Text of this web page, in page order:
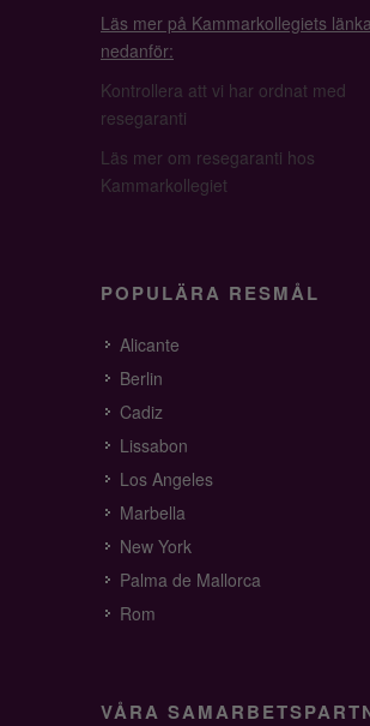
Läs mer på Kammarkollegiets
nedanför:
Kontrollera att vi har ordnat med
resegaranti
Läs mer om resegaranti hos
Kammarkollegiet
POPULÄRA RESMÅL
Alicante
Berlin
Cadiz
Lissabon
Los Angeles
Marbella
New York
Palma de Mallorca
Rom
VÅRA